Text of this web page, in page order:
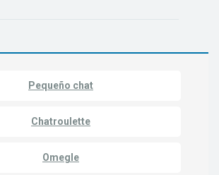
Pequeño chat
Chatroulette
Omegle